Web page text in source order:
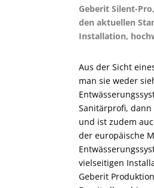
Geberit Silent-
den aktuellen
Installation,
Aus der Sicht
man sie weder
Sanitärprofi,
und ist zudem
der europäische
vielseitigen
Geberit